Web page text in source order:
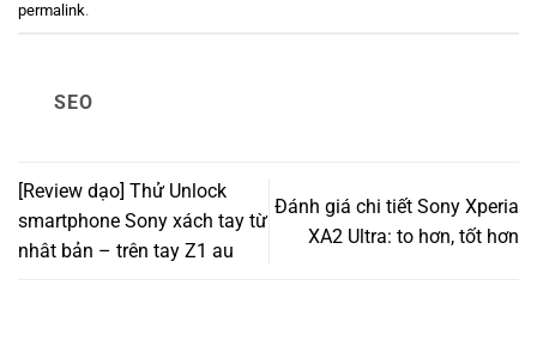
permalink.
SEO
[Review dạo] Thử Unlock
smartphone Sony xách tay từ
nhât bản – trên tay Z1 au
Đánh giá chi tiết Sony Xperia
XA2 Ultra: to hơn, tốt hơn